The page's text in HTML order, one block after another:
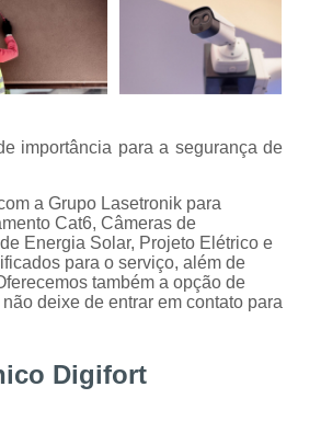
e Manutenção de Bis BOSCH
e Manutenção de Catracas
Integração de Sistema de Controle
de Energia Solar
Instalação
de Energia Solar Curitiba
Projeto e Instalação de SPDA
de Intrusão BOSCH
Alarme de
importância para a segurança de
a Grupo Lasetronik para
Cat6, Câmeras de
Energia Solar, Projeto Elétrico e
para o serviço, além de
também a opção de
deixe de entrar em contato para
Digifort